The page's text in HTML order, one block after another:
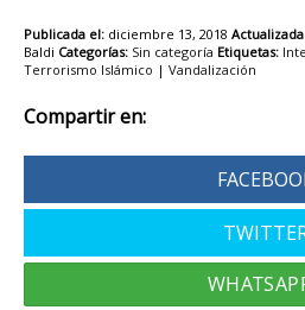
Publicada el: diciembre 13, 2018
Baldi Categorías: Sin categoría Etiquetas:
Terrorismo Islámico | Vandalización
Compartir en: